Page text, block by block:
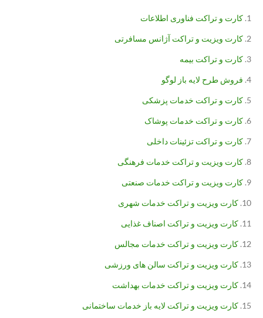
کارت و تراکت فناوری اطلاعات
کارت ویزیت و تراکت آژانس مسافرتی
کارت و تراکت بیمه
فروش طرح لایه باز لوگو
کارت و تراکت خدمات پزشکی
کارت و تراکت خدمات پوشاک
کارت و تراکت تزئینات داخلی
کارت ویزیت و تراکت خدمات فرهنگی
کارت ویزیت و تراکت خدمات صنعتی
کارت ویزیت و تراکت خدمات شهری
کارت ویزیت و تراکت اصناف غذایی
کارت ویزیت و تراکت خدمات مجالس
کارت ویزیت و تراکت سالن های ورزشی
کارت ویزیت و تراکت خدمات بهداشت
کارت ویزیت و تراکت لایه باز خدمات ساختمانی